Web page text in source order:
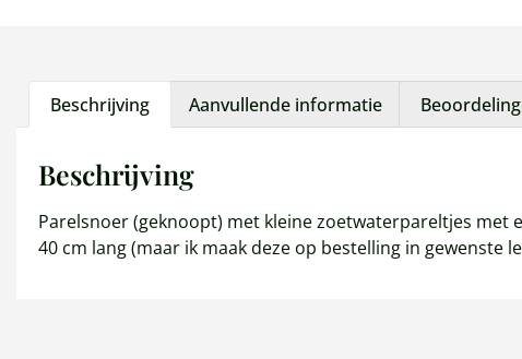
Beschrijving Aanvullende informatie
Beschrijving
Parelsnoer (geknoopt) met kleine zoetwaterpareltjes met
40 cm lang (maar ik maak deze op bestelling in gewenste